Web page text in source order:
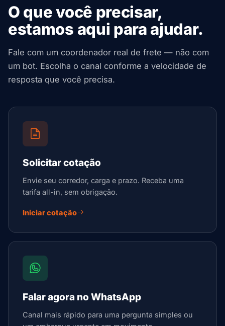
O que você precisar,
estamos aqui para ajudar.
Fale com um coordenador real de frete — não com
um bot. Escolha o canal conforme a velocidade de
resposta que você precisa.
Solicitar cotação
Envie seu corredor, carga e prazo. Receba uma
tarifa all-in, sem obrigação.
Iniciar cotação
Falar agora no WhatsApp
Canal mais rápido para uma pergunta simples ou